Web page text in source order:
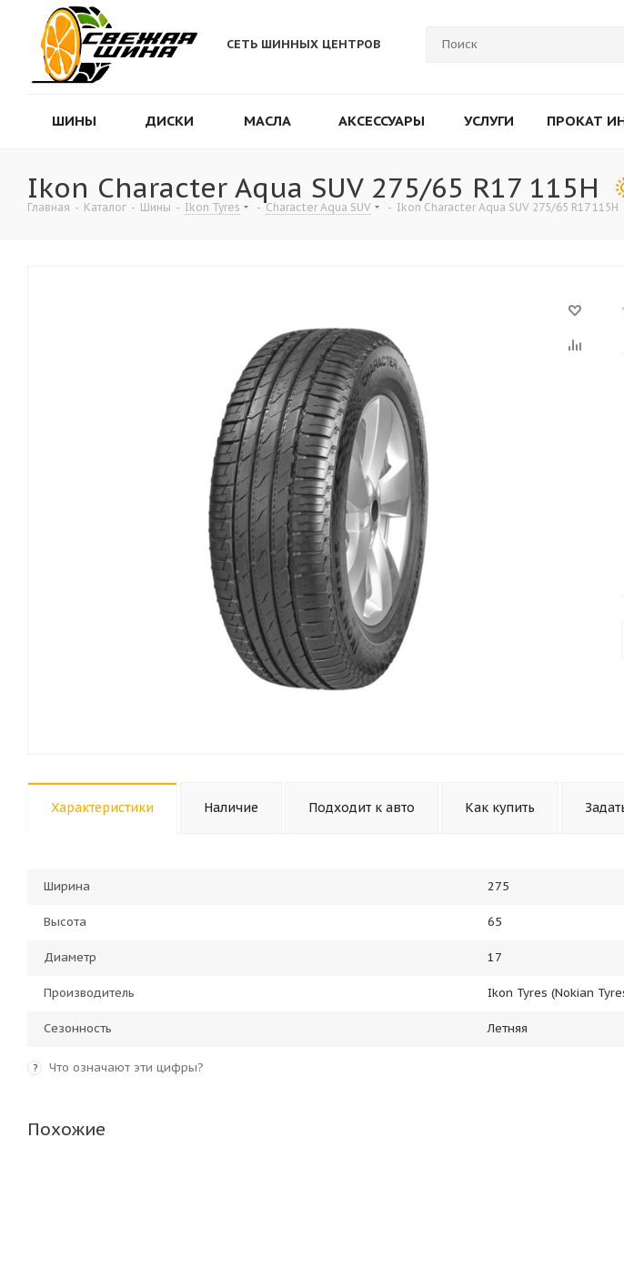
СЕТЬ ШИННЫХ ЦЕНТРОВ
ШИНЫ ДИСКИ МАСЛА АКСЕССУАРЫ УСЛУГИ ПРОКАТ
Ikon Character Aqua SUV 275/65 R17 115H
Главная - Каталог - Шины - Ikon Tyres - Character Aqua SUV - Ikon Character Aqua SUV 275/65 R17 115H
Характеристики Наличие Подходит к авто Как купить
Ширина 275
Высота 65
Диаметр 17
Производитель Ikon Tyres (Nokian
Сезонность Летняя
? Что означают эти цифры?
Похожие